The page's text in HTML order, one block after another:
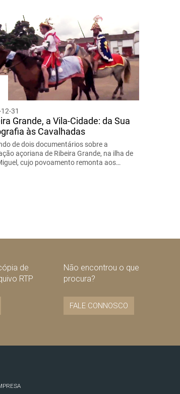
31
Grande, a Vila-Cidade: da Sua
às Cavalhadas
de dois documentários sobre a
açoriana de Ribeira Grande, na ilha de
cujo povoamento remonta aos…
de
RTP
Não encontrou o que
procura?
FALE CONNOSCO